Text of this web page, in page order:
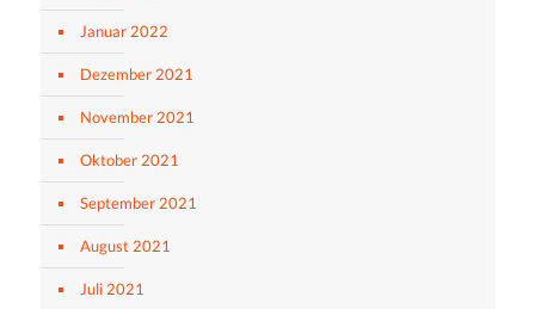
Januar 2022
Dezember 2021
November 2021
Oktober 2021
September 2021
August 2021
Juli 2021